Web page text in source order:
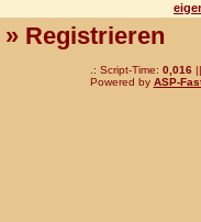
» Registrieren
.: Script-Time: 0,016||
Powered by ASP-